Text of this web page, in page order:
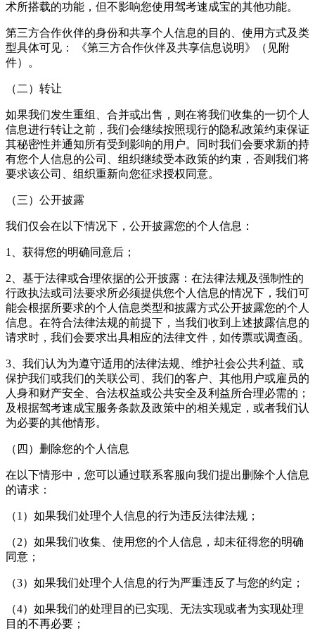
术所搭载的功能，但不影响您使用驾考速成宝的其他功能。
第三方合作伙伴的身份和共享个人信息的目的、使用方式及类
型具体可见： 《第三方合作伙伴及共享信息说明》（见附
件）。
（二）转让
如果我们发生重组、合并或出售，则在将我们收集的一切个人
信息进行转让之前，我们会继续按照现行的隐私政策约束保证
其秘密性并通知所有受到影响的用户。同时我们会要求新的持
有您个人信息的公司、组织继续受本政策的约束，否则我们将
要求该公司、组织重新向您征求授权同意。
（三）公开披露
我们仅会在以下情况下，公开披露您的个人信息：
1、获得您的明确同意后；
2、基于法律或合理依据的公开披露：在法律法规及强制性的
行政执法或司法要求所必须提供您个人信息的情况下，我们可
能会根据所要求的个人信息类型和披露方式公开披露您的个人
信息。在符合法律法规的前提下，当我们收到上述披露信息的
请求时，我们会要求出具相应的法律文件，如传票或调查函。
3、我们认为为遵守适用的法律法规、维护社会公共利益、或
保护我们或我们的关联公司、我们的客户、其他用户或雇员的
人身和财产安全、合法权益或公共安全及利益所合理必需的；
及根据驾考速成宝服务条款及政策中的相关规定，或者我们认
为必要的其他情形。
（四）删除您的个人信息
在以下情形中，您可以通过联系客服向我们提出删除个人信息
的请求：
（1）如果我们处理个人信息的行为违反法律法规；
（2）如果我们收集、使用您的个人信息，却未征得您的明确
同意；
（3）如果我们处理个人信息的行为严重违反了与您的约定；
（4）如果我们的处理目的已实现、无法实现或者为实现处理
目的不再必要；